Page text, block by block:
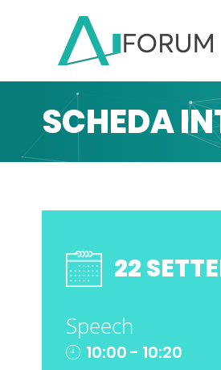
SCHEDA
22
Speech
10:00 - 10:20